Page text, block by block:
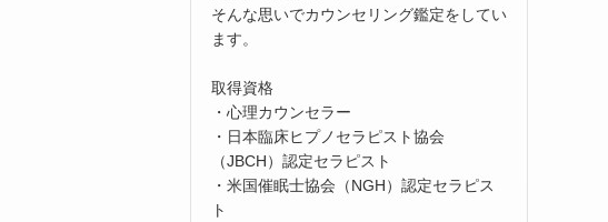
そんな思いでカウンセリング鑑定をしてい
ます。
取得資格
・心理カウンセラー
・日本臨床ヒプノセラピスト協会
（JBCH）認定セラピスト
・米国催眠士協会（NGH）認定セラピス
ト